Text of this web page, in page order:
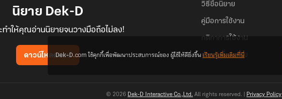
นิยาย Dek-D
ำให้คุณอ่านนิยายจนวางมือถือไม่ลง!
ดาวน์โหลดแอป
วิธีซื้อนิยาย
คู่มือการใช้งาน
กติกาการใช้งาน
คำถามที่พบบ่อย
© 2026 Dek-D Interactive Co.,Ltd. All rights reserved. | Privacy Policy
Dek-D.com ใช้คุกกี้เพื่อพัฒนาประสบการณ์ของ ผู้ใช้ให้ดียิ่งขึ้นเรียนรู้เพิ่มเติมที่นี่